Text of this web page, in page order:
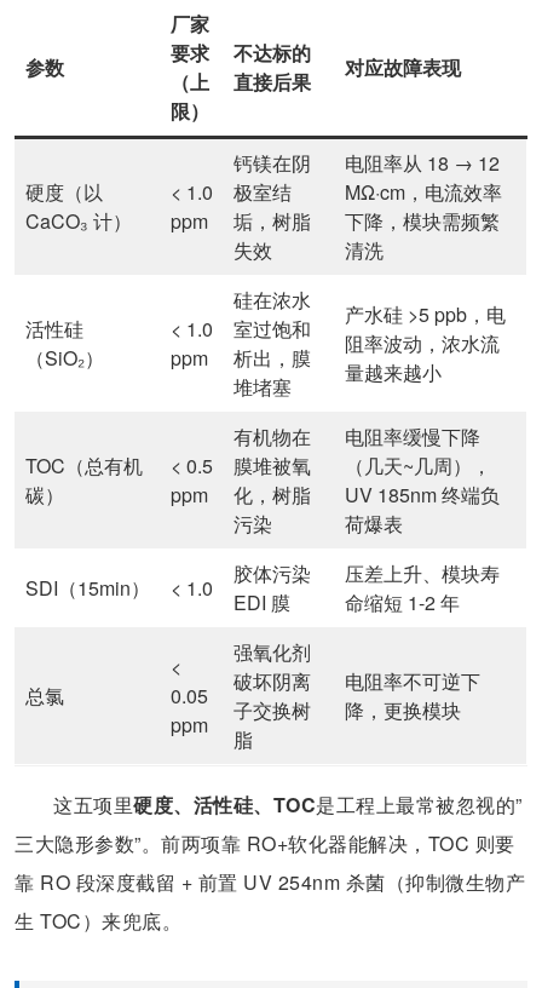
参数
厂家
要求
（上
限）
不达标的
直接后果
对应故障表现
硬度（以
CaCO₃ 计）
< 1.0
ppm
钙镁在阴
极室结
垢，树脂
失效
电阻率从 18 → 12
MΩ·cm，电流效率
下降，模块需频繁
清洗
活性硅
（SiO₂）
< 1.0
ppm
硅在浓水
室过饱和
析出，膜
堆堵塞
产水硅 >5 ppb，电
阻率波动，浓水流
量越来越小
TOC（总有机
碳）
< 0.5
ppm
有机物在
膜堆被氧
化，树脂
污染
电阻率缓慢下降
（几天~几周），
UV 185nm 终端负
荷爆表
SDI（15min） < 1.0
胶体污染
EDI 膜
压差上升、模块寿
命缩短 1-2 年
总氯
<
0.05
ppm
强氧化剂
破坏阴离
子交换树
脂
电阻率不可逆下
降，更换模块
这五项里硬度、活性硅、TOC是工程上最常被忽视的”
三大隐形参数”。前两项靠 RO+软化器能解决，TOC 则要
靠 RO 段深度截留 + 前置 UV 254nm 杀菌（抑制微生物产
生 TOC）来兜底。